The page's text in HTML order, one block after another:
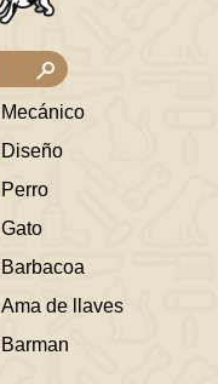
Mecánico
Diseño
Perro
Gato
Barbacoa
Ama de llaves
Barman